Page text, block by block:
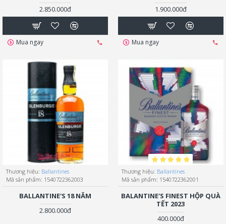
2.850.000đ
Mua ngay
1.900.000đ
Mua ngay
Thương hiệu: Ballantines
Mã sản phẩm: 1540722362003
BALLANTINE'S 18 NĂM
2.800.000đ
Thương hiệu: Ballantines
Mã sản phẩm: 1540722362001
BALANTINE'S FINEST HỘP QUÀ
TẾT 2023
400.000đ